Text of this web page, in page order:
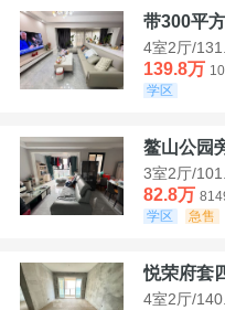
带300平
4室2厅/
139.8万
学区
鳌山公园
3室2厅/
82.8万
学区
急售
4室2厅/